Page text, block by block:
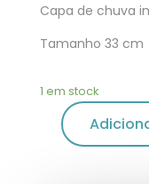
Capa de chuva
Tamanho 33 cm
1 em stock